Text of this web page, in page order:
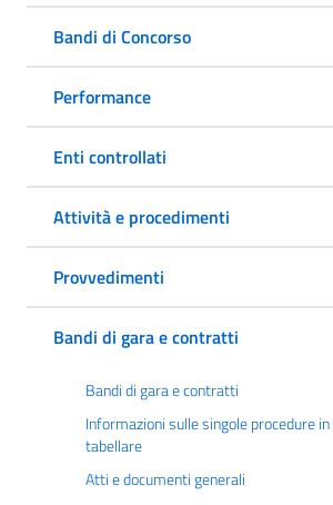
Bandi di Concorso
Performance
Enti controllati
Attività e procedimenti
Provvedimenti
Bandi di gara e contratti
Bandi di gara e contratti
Informazioni sulle singole procedure
tabellare
Atti e documenti generali